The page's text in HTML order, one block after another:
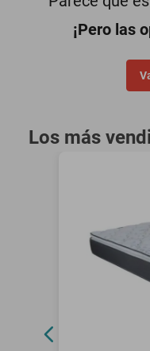
¡Pero las
Los más